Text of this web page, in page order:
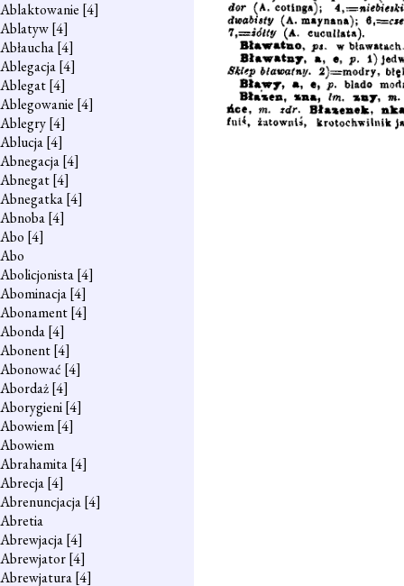
Ablaktowanie [4]
Ablatyw[4]
Abłaucha[4]
Ablegacja[4]
Ablegat[4]
Ablegowanie [4]
Ablegry[4]
Ablucja[4]
Abnegacja[4]
Abnegat[4]
Abnegatka[4]
Abnoba[4]
Abo [4]
Abo
Abolicjonista[4]
Abominacja[4]
Abonament[4]
Abonda[4]
Abonent[4]
Abonować [4]
Abordaż[4]
Aborygieni[4]
Abowiem[4]
Abowiem
Abrahamita[4]
Abrecja[4]
Abrenuncjacja[4]
Abretia
Abrewjacja[4]
Abrewjator[4]
Abrewjatura[4]